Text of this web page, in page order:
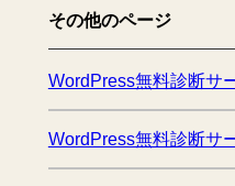
その他のページ
WordPress無料診断サ
WordPress無料診断サ